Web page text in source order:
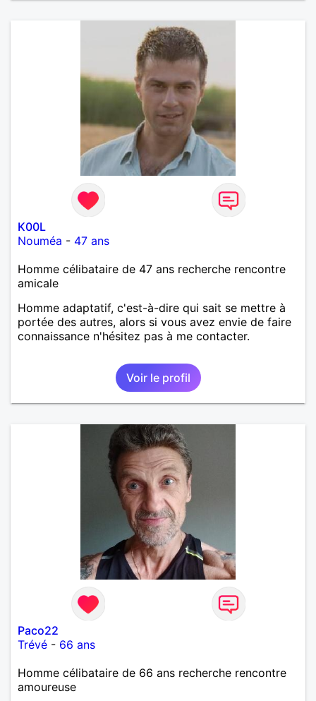
gros temps on réduit la voilure et on patiente
jusqu'au retour d'une accalmie... Et tout cet
engagement ne peut s'accomplir pleinement que s'il
est partagé réciproquement dans l'intimité
quotidienne....
K00L
Nouméa - 47 ans
Homme célibataire de 47 ans recherche rencontre
amicale
Homme adaptatif, c'est-à-dire qui sait se mettre à
portée des autres, alors si vous avez envie de faire
connaissance n'hésitez pas à me contacter.
Voir le profil
Paco22
Trévé - 66 ans
Homme célibataire de 66 ans recherche rencontre
amoureuse